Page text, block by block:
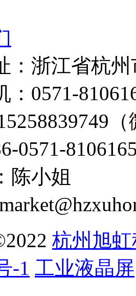
：浙江省杭
：0571-
0571-
陈小姐
杭州旭
-1 工业液晶屏